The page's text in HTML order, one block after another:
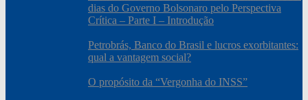
dias do Governo Bolsonaro pelo Perspectiva
Crítica – Parte I – Introdução
Petrobrás, Banco do Brasil e lucros exorbitantes:
qual a vantagem social?
O propósito da “Vergonha do INSS”